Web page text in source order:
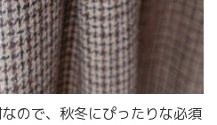
ので、秋冬にぴったりな必須